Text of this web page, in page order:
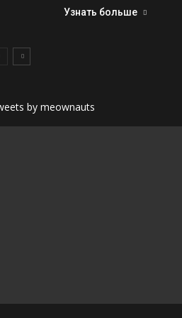
Узнать больше
by meownauts